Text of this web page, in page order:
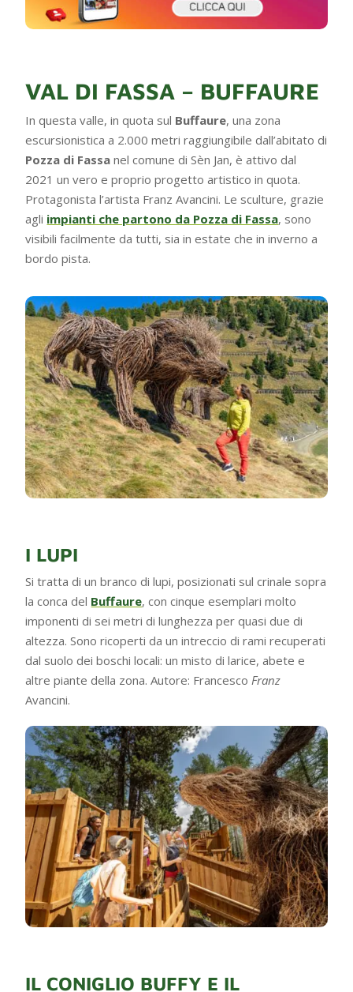
VAL DI FASSA – BUFFAURE
In questa valle, in quota sul Buffaure, una zona
escursionistica a 2.000 metri raggiungibile dall’abitato di
Pozza di Fassanel comune di Sèn Jan, è attivo dal
2021 un vero e proprio progetto artistico in quota.
Protagonista l’artista Franz Avancini. Le sculture, grazie
agli impianti che partono da Pozza di Fassa, sono
visibili facilmente da tutti, sia in estate che in inverno a
bordo pista.
I LUPI
Si tratta di un branco di lupi, posizionati sul crinale sopra
la conca del Buffaure, con cinque esemplari molto
imponenti di sei metri di lunghezza per quasi due di
altezza. Sono ricoperti da un intreccio di rami recuperati
dal suolo dei boschi locali: un misto di larice, abete e
altre piante della zona. Autore: Francesco Franz
Avancini.
IL CONIGLIO BUFFY E IL